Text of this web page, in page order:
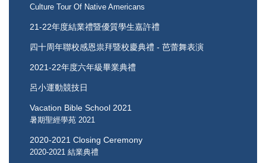
Culture Tour Of Native Americans
21-22年度結業禮暨優質學生嘉許禮
四十周年聯校感恩祟拜暨校慶典禮 - 芭蕾舞表演
2021-22年度六年級畢業典禮
呂小運動競技日
Vacation Bible School 2021
暑期聖經學苑 2021
2020-2021 Closing Ceremony
2020-2021 結業典禮